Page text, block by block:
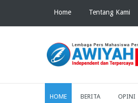
Home Tentang Kami
HOME BERITA OPINI